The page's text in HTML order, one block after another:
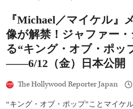
上
NO.1”の
怪
物
ス
タ
ト
『Michael／マイケル』
像が解禁！ジャファー
る“キング・オブ・ポッ
――6/12（金）日本公開
The Hollywood Reporter Japan
“キング・オブ・ポップ”ことマイケ